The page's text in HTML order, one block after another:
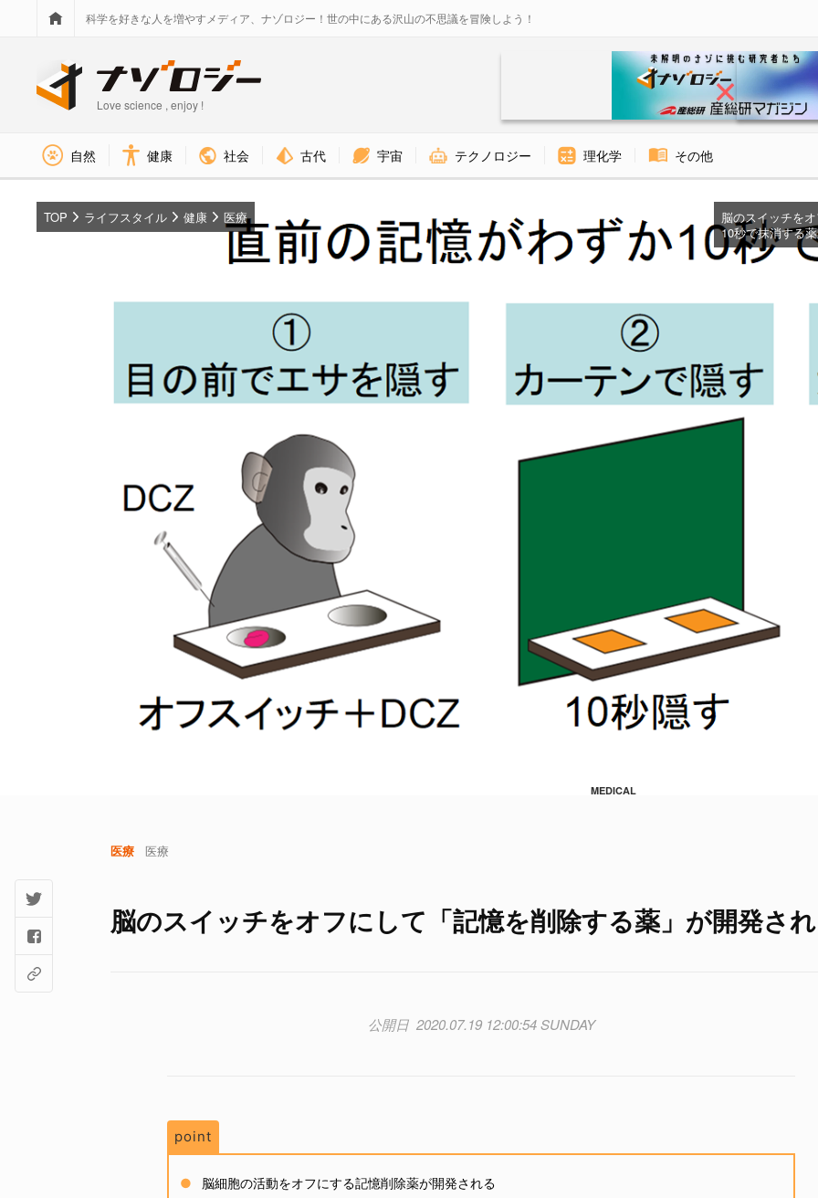
科学を好きな人を増やすメディア、ナゾロジー！世の中にある沢山の不思議を冒険しよう！
Love science , enjoy !
自然 健康 社会 古代 宇宙 テクノロジー 理化学 その他
脳のスイッチを
10秒で抹消する
MEDICAL
TOP ライフスタイル 健康 医療
医療 医療
脳のスイッチをオフにして「記憶を削除する薬」が開発さ
2020.07.19 12:00:54 SUNDAY
point
脳細胞の活動をオフにする記憶削除薬が開発される